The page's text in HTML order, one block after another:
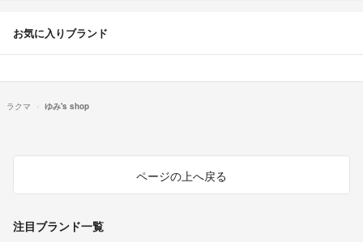
お気に入りブランド
ラクマ ゆみ's shop
ページの上へ戻る
注目ブランド一覧